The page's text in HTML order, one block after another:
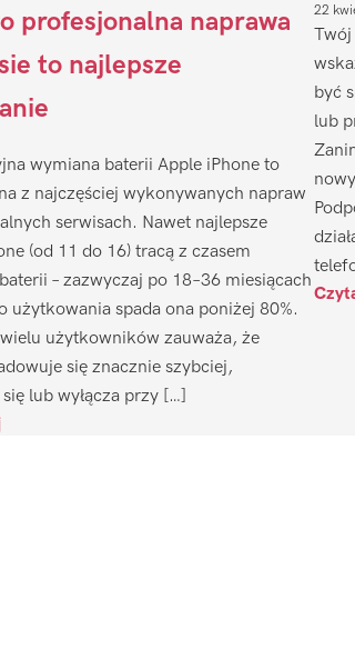
profesjonalna naprawa
to najlepsze
wymiana baterii Apple iPhone to
z najczęściej wykonywanych napraw
serwisach. Nawet najlepsze
(od 11 do 16) tracą z czasem
– zazwyczaj po 18–36 miesiącach
użytkowania spada ona poniżej 80%.
użytkowników zauważa, że
się znacznie szybciej,
lub wyłącza przy […]
22
Twój
być
lub